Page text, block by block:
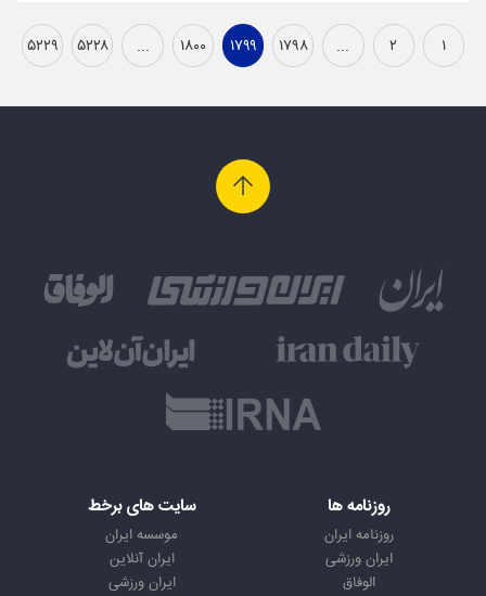
۱ ۲ ... ۱۷۹۸ ۱۷۹۹ ۱۸۰۰ ... ۵۲۲۸ ۵۲۲۹
روزنامه ها
روزنامه ایران
ایران ورزشی
الوفاق
سایت های برخط
موسسه ایران
ایران آنلاین
ایران ورزشی